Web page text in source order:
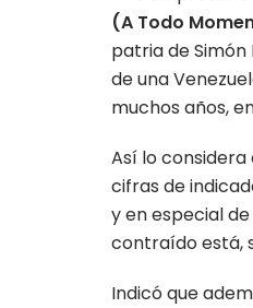
(A Todo
patria de
de una
muchos años,
Así lo
cifras de
y en especial
contraído está,
Indicó que